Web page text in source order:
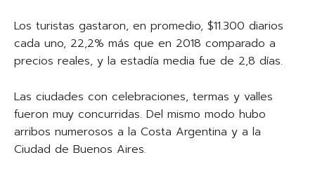
Los turistas gastaron, en promedio, $11.300 diarios
cada uno, 22,2% más que en 2018 comparado a
precios reales, y la estadía media fue de 2,8 días.
Las ciudades con celebraciones, termas y valles
fueron muy concurridas. Del mismo modo hubo
arribos numerosos a la Costa Argentina y a la
Ciudad de Buenos Aires.